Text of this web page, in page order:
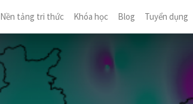
Nền tảng tri thức Khóa học Blog Tuyển dụng